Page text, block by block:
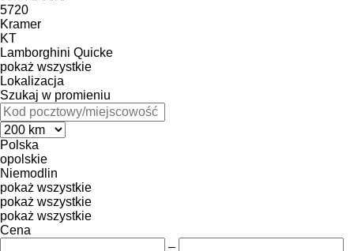
5720
Kramer
KT
Lamborghini Quicke
pokaż wszystkie
Lokalizacja
Szukaj w promieniu
Polska
opolskie
Niemodlin
pokaż wszystkie
pokaż wszystkie
pokaż wszystkie
Cena
–